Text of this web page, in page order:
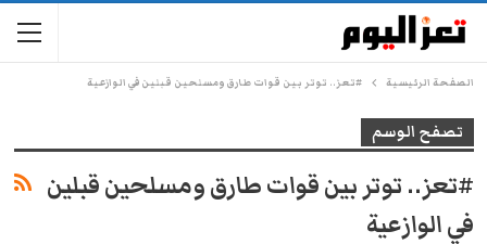
الصفحة الرئيسية #تعز.. توتر بين قوات طارق ومسلحين قبلين في الوازعية
تصفح الوسم
#تعز.. توتر بين قوات طارق ومسلحين قبلين
في الوازعية